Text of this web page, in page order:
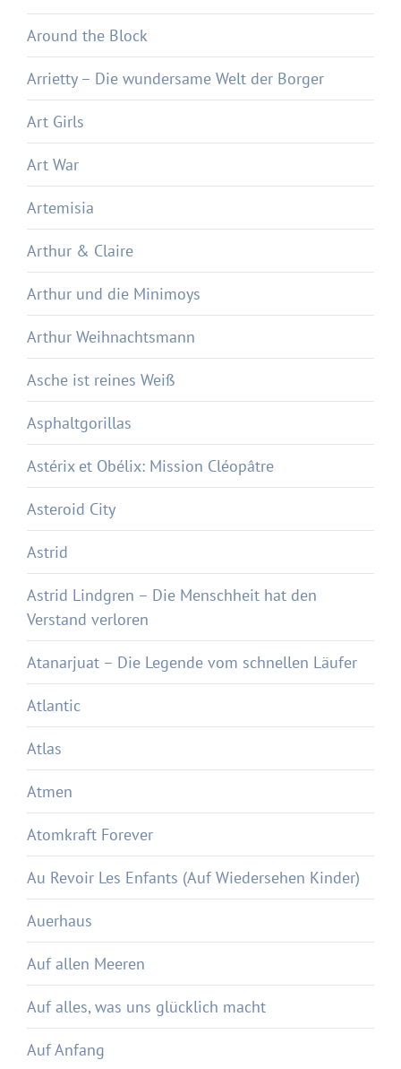
Around the Block
Arrietty – Die wundersame Welt der Borger
Art Girls
Art War
Artemisia
Arthur & Claire
Arthur und die Minimoys
Arthur Weihnachtsmann
Asche ist reines Weiß
Asphaltgorillas
Astérix et Obélix: Mission Cléopâtre
Asteroid City
Astrid
Astrid Lindgren – Die Menschheit hat den
Verstand verloren
Atanarjuat – Die Legende vom schnellen Läufer
Atlantic
Atlas
Atmen
Atomkraft Forever
Au Revoir Les Enfants (Auf Wiedersehen Kinder)
Auerhaus
Auf allen Meeren
Auf alles, was uns glücklich macht
Auf Anfang